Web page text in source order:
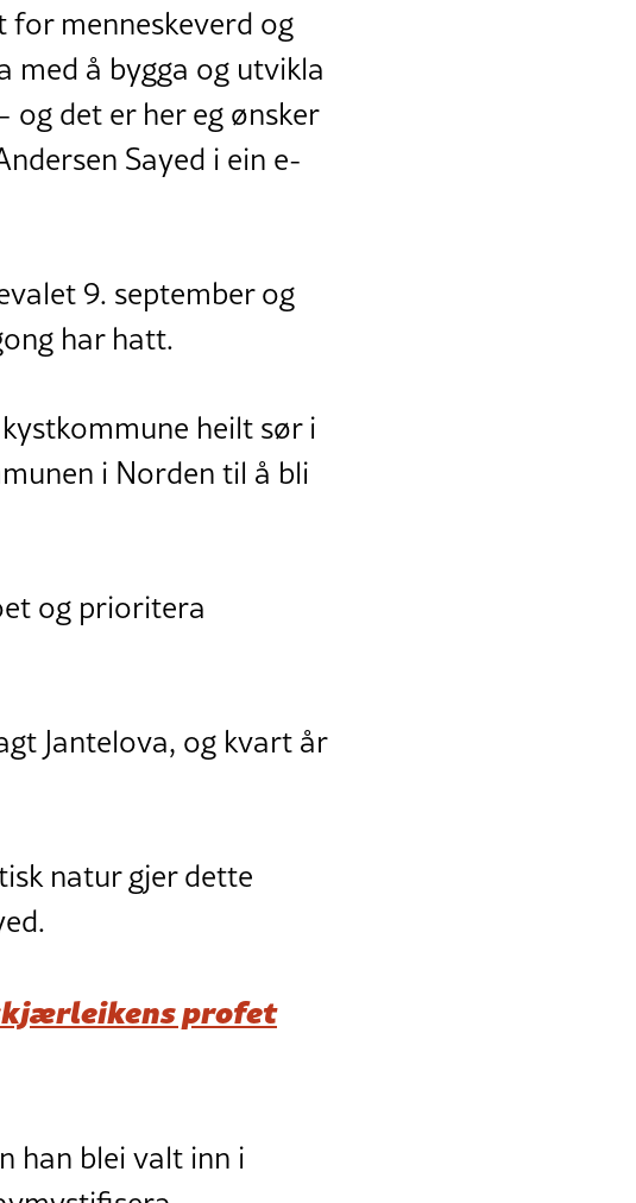
for menneskeverd og
med å bygga og utvikla
og det er her eg ønsker
Sayed i ein e-
9. september og
har hatt.
heilt sør i
i Norden til å bli
og prioritera
Jantelova, og kvart år
natur gjer dette
profet
han blei valt inn i